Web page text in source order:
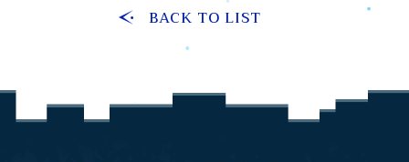
BACK TO LIST